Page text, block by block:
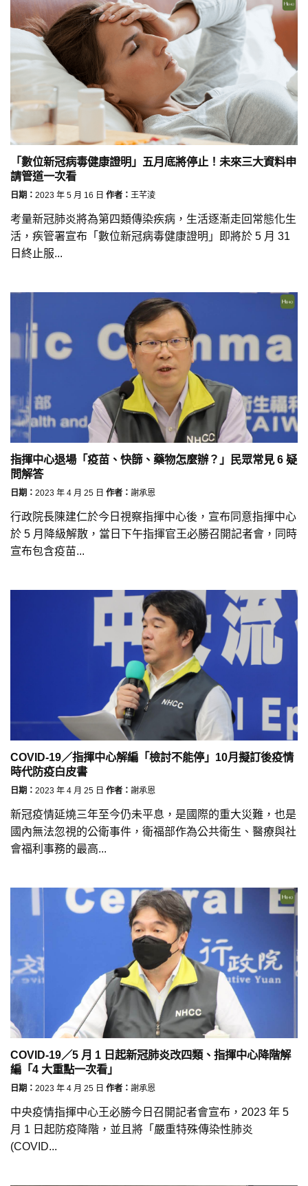
「數位新冠病毒健康證明」五月底將停止！未來三大資料申
請管道一次看
日期： 2023 年 5 月 16 日 作者： 王芊淩
考量新冠肺炎將為第四類傳染疾病，生活逐漸走回常態化生
活，疾管署宣布「數位新冠病毒健康證明」即將於 5 月 31
日終止服...
指揮中心退場「疫苗、快篩、藥物怎麼辦？」民眾常見 6 疑
問解答
日期： 2023 年 4 月 25 日 作者： 謝承恩
行政院長陳建仁於今日視察指揮中心後，宣布同意指揮中心
於 5 月降級解散，當日下午指揮官王必勝召開記者會，同時
宣布包含疫苗...
COVID-19／指揮中心解編「檢討不能停」10月擬訂後疫情
時代防疫白皮書
日期： 2023 年 4 月 25 日 作者： 謝承恩
新冠疫情延燒三年至今仍未平息，是國際的重大災難，也是
國內無法忽視的公衛事件，衛福部作為公共衛生、醫療與社
會福利事務的最高...
COVID-19／5 月 1 日起新冠肺炎改四類、指揮中心降階解
編「4 大重點一次看」
日期： 2023 年 4 月 25 日 作者： 謝承恩
中央疫情指揮中心王必勝今日召開記者會宣布，2023 年 5
月 1 日起防疫降階，並且將「嚴重特殊傳染性肺炎
(COVID...